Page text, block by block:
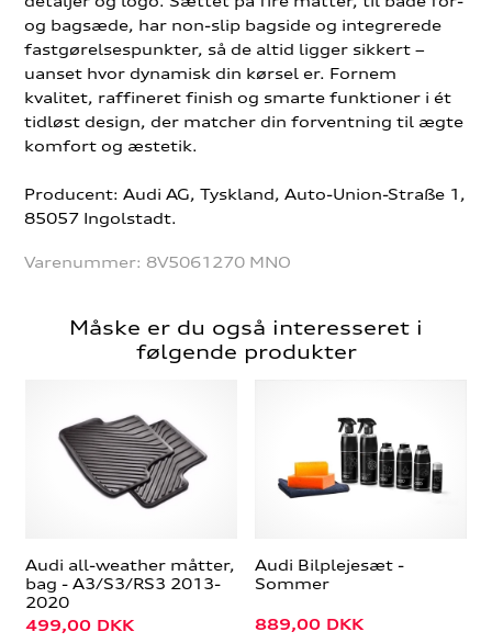
og bagsæde, har non-slip bagside og integrerede
fastgørelsespunkter, så de altid ligger sikkert –
uanset hvor dynamisk din kørsel er. Fornem
kvalitet, raffineret finish og smarte funktioner i ét
tidløst design, der matcher din forventning til ægte
komfort og æstetik.
Producent: Audi AG, Tyskland, Auto-Union-Straße 1,
85057 Ingolstadt.
Varenummer: 8V5061270 MNO
Måske er du også interesseret i
følgende produkter
Audi all-weather måtter,
bag - A3/S3/RS3 2013-
2020
499,00 DKK
Audi Bilplejesæt -
Sommer
889,00 DKK